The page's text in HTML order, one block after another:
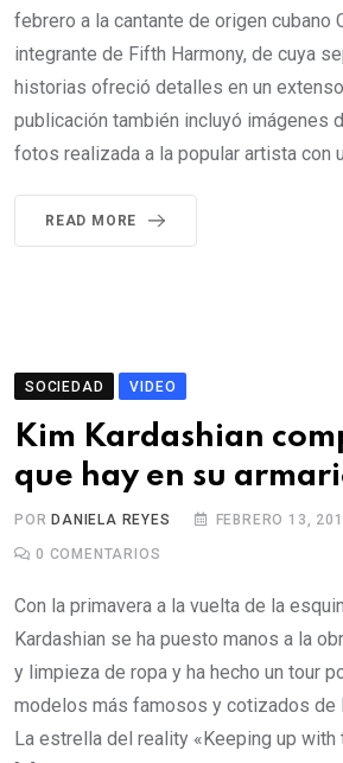
febrero a la cantante de origen cubano
integrante de Fifth Harmony, de cuya
historias ofreció detalles en un
publicación también incluyó imágenes
fotos realizada a la popular artista con
READ MORE
SOCIEDAD VIDEO
Kim Kardashian
que hay en su
POR DANIELA REYES FEBRERO 13,
0 COMENTARIOS
Con la primavera a la vuelta de la
Kardashian se ha puesto manos a la
y limpieza de ropa y ha hecho un tour
modelos más famosos y cotizados de
La estrella del reality «Keeping up with